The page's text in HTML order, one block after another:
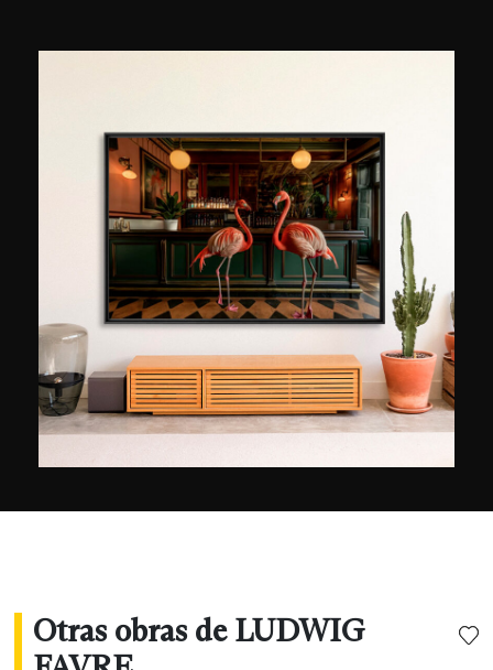
viajes. En particular, ha viajado entre Francia y
Estados Unidos, donde se siente como en casa.
En Nueva York, en particular, a Ludwig Favre le
gusta dejarse sorprender por la vertiginosa
infraestructura de la ciudad, que no se
encuentra en ningún otro lugar. Y, cuando se
presenta la oportunidad, revela una visión de la
ciudad dividida entre el dinamismo y la
serenidad. Ganador del premio Geo en 2015,
sus imágenes se han expuesto en París, Sídney,
Seúl, Nueva York y Los Ángeles. También son
Otras obras de LUDWIG